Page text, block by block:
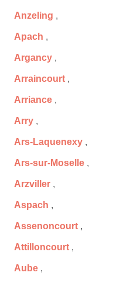
Anzeling ,
Apach ,
Argancy ,
Arraincourt ,
Arriance ,
Arry ,
Ars-Laquenexy ,
Ars-sur-Moselle ,
Arzviller ,
Aspach ,
Assenoncourt ,
Attilloncourt ,
Aube ,